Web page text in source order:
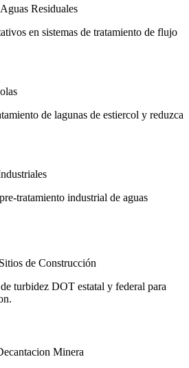
Residuales
en sistemas de tratamiento de flujo
de lagunas de estiercol y reduzca
tratamiento industrial de aguas
de Construcción
turbidez DOT estatal y federal para
Minera